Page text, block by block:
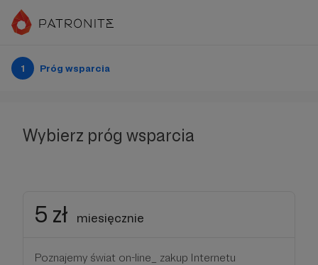
1 Próg wsparcia
Wybierz próg wsparcia
5 zł miesięcznie
Poznajemy świat on-line_ zakup Internetu